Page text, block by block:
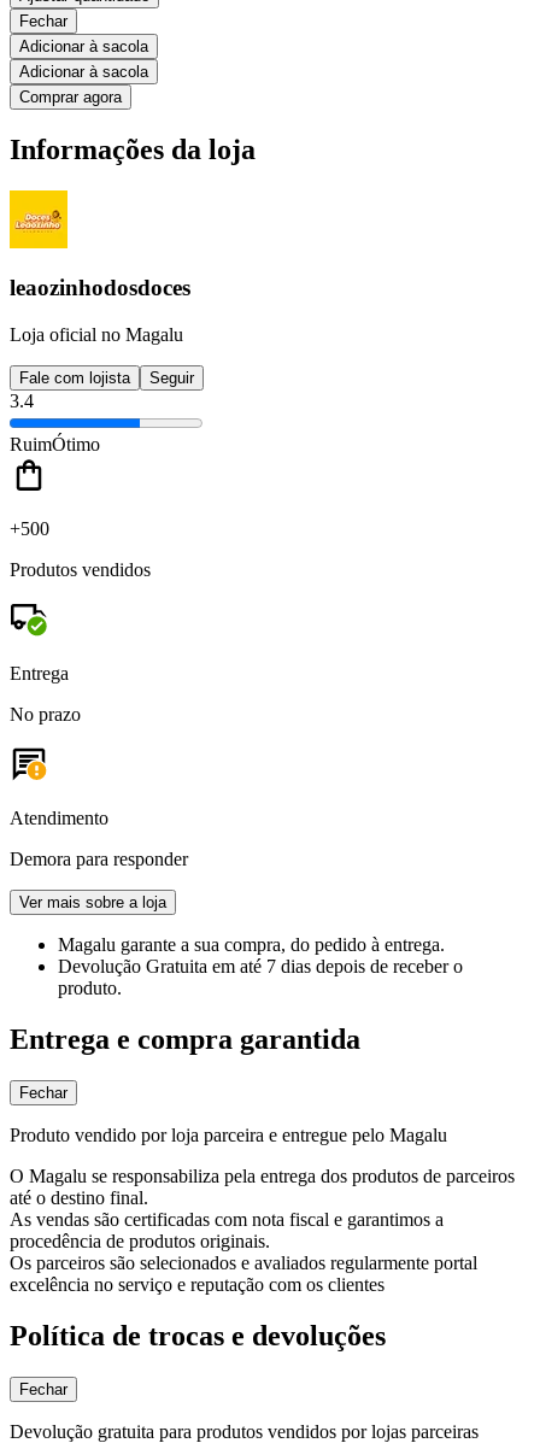
Fechar
Adicionar à sacola
Adicionar à sacola
Comprar agora
Informações da loja
leaozinhodosdoces
Loja oficial no Magalu
Fale com lojista Seguir
3.4
RuimÓtimo
+500
Produtos vendidos
Entrega
No prazo
Atendimento
Demora para responder
Ver mais sobre a loja
Magalu garante a sua compra, do pedido à entrega.
Devolução Gratuita em até 7 dias depois de receber o
produto.
Entrega e compra garantida
Fechar
Produto vendido por loja parceira e entregue pelo Magalu
O Magalu se responsabiliza pela entrega dos produtos de parceiros
até o destino final.
As vendas são certificadas com nota fiscal e garantimos a
procedência de produtos originais.
Os parceiros são selecionados e avaliados regularmente portal
excelência no serviço e reputação com os clientes
Política de trocas e devoluções
Fechar
Devolução gratuita para produtos vendidos por lojas parceiras